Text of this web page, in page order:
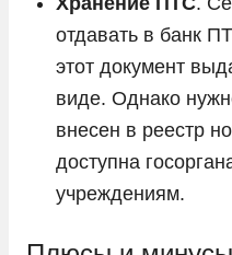
отдавать в банк
этот документ
виде. Однако
внесен в реестр
доступна
учреждениям.